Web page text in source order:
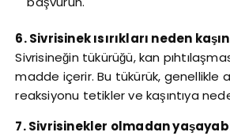
6. Sivrisinek ısırıkları neden
Sivrisineğin tükürüğü, kan
madde içerir. Bu tükürük, genellikle
reaksiyonu tetikler ve kaşıntıya
7. Sivrisinekler olmadan